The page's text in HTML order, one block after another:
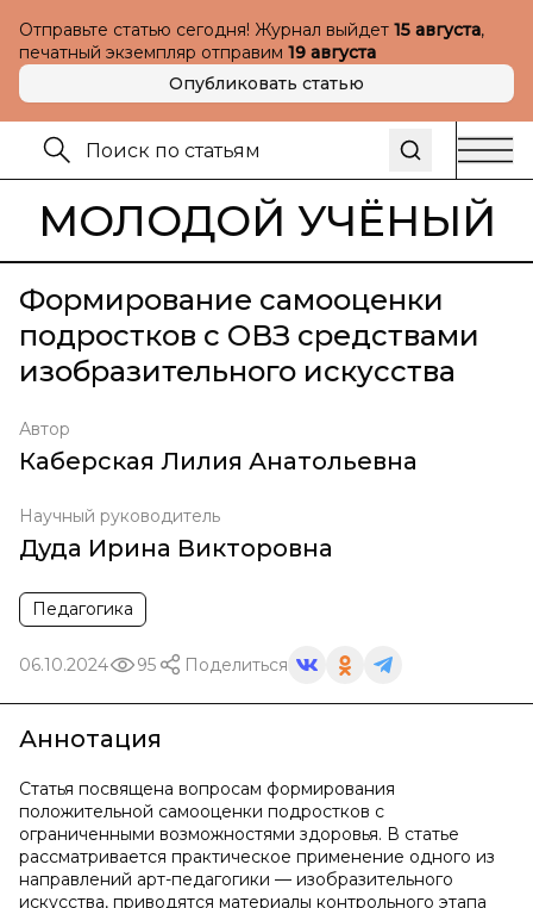
Отправьте статью сегодня! Журнал выйдет 15 августа,
печатный экземпляр отправим 19 августа
Опубликовать статью
МОЛОДОЙ УЧЁНЫЙ
Формирование самооценки
подростков с ОВЗ средствами
изобразительного искусства
Автор
Каберская Лилия Анатольевна
Научный руководитель
Дуда Ирина Викторовна
Педагогика
06.10.2024 95 Поделиться
Аннотация
Статья посвящена вопросам формирования
положительной самооценки подростков с
ограниченными возможностями здоровья. В статье
рассматривается практическое применение одного из
направлений арт-педагогики — изобразительного
искусства, приводятся материалы контрольного этапа